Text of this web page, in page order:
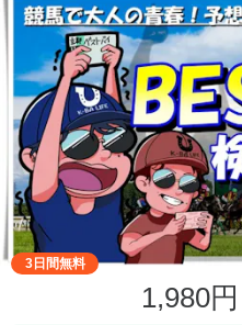
3日間無料
1,980円